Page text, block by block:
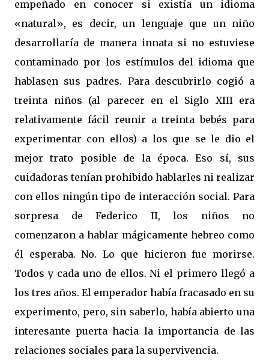
empeñado en conocer si existía un idioma
«natural», es decir, un lenguaje que un niño
desarrollaría de manera innata si no estuviese
contaminado por los estímulos del idioma que
hablasen sus padres. Para descubrirlo cogió a
treinta niños (al parecer en el Siglo XIII era
relativamente fácil reunir a treinta bebés para
experimentar con ellos) a los que se le dio el
mejor trato posible de la época. Eso sí, sus
cuidadoras tenían prohibido hablarles ni realizar
con ellos ningún tipo de interacción social. Para
sorpresa de Federico II, los niños no
comenzaron a hablar mágicamente hebreo como
él esperaba. No. Lo que hicieron fue morirse.
Todos y cada uno de ellos. Ni el primero llegó a
los tres años. El emperador había fracasado en su
experimento, pero, sin saberlo, había abierto una
interesante puerta hacia la importancia de las
relaciones sociales para la supervivencia.